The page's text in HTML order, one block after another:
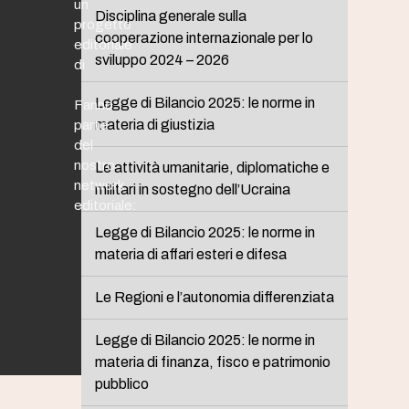
Disciplina generale sulla
cooperazione internazionale per lo
sviluppo 2024 – 2026
Legge di Bilancio 2025: le norme in
materia di giustizia
Le attività umanitarie, diplomatiche e
militari in sostegno dell’Ucraina
Legge di Bilancio 2025: le norme in
materia di affari esteri e difesa
Le Regioni e l’autonomia differenziata
Legge di Bilancio 2025: le norme in
materia di finanza, fisco e patrimonio
pubblico
un
progetto
editoriale
di
Fanno
parte
del
nostro
network
editoriale: